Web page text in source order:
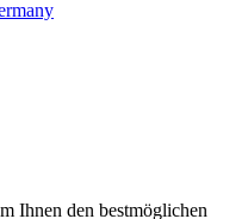
Ihnen den bestmöglichen